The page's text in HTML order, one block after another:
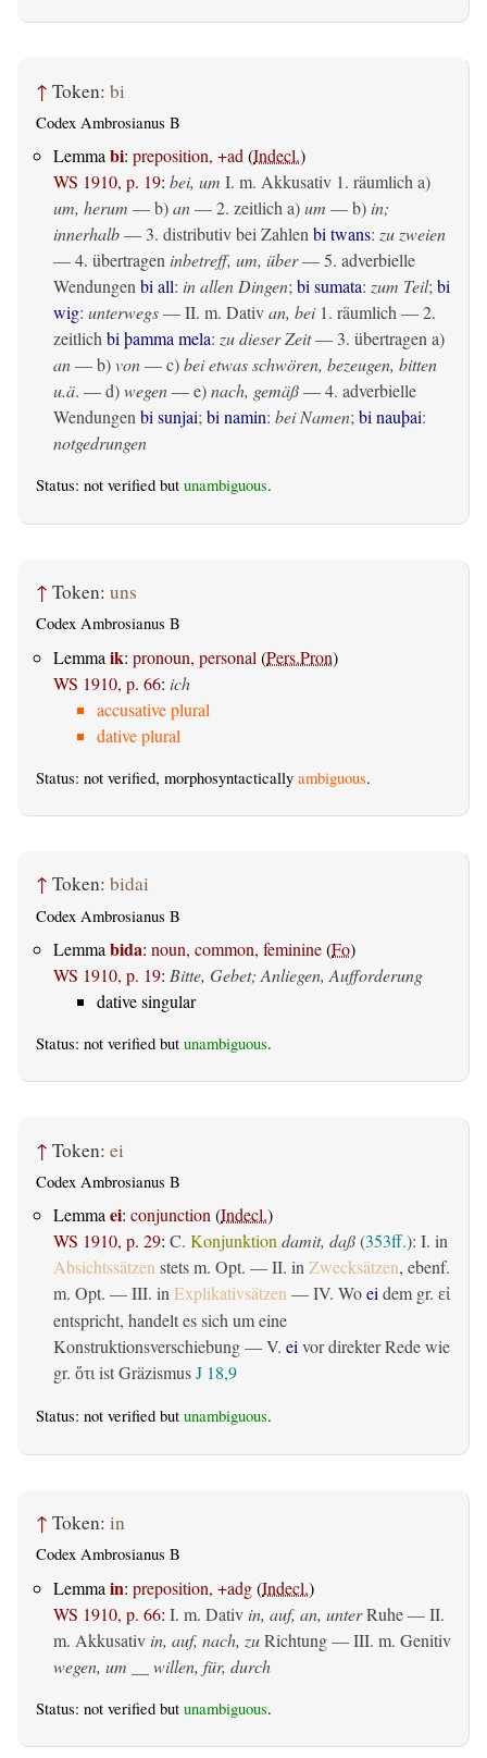
↑ Token: bi
Codex Ambrosianus B
Lemmabi: preposition, +ad(Indecl.)
WS 1910, p. 19: bei, um I. m. Akkusativ 1. räumlicha)
um, herum — b)an— 2. zeitlicha)um — b) in;
innerhalb— 3. distributiv bei Zahlenbi twans: zu zweien
— 4. übertragen inbetreff, um, über— 5. adverbielle
Wendungenbi all: in allen Dingen;bi sumata: zum Teil;bi
wig: unterwegs— II. m. Dativan, bei1. räumlich— 2.
zeitlichbi þamma mela: zu dieser Zeit— 3. übertragena)
an— b)von— c)bei etwas schwören, bezeugen, bitten
u.ä. — d)wegen— e)nach, gemäß— 4. adverbielle
Wendungenbi sunjai;bi namin: bei Namen;bi nauþai:
notgedrungen
Status: not verified but unambiguous.
↑ Token: uns
Codex Ambrosianus B
Lemma ik: pronoun, personal (Pers.Pron)
WS 1910, p. 66: ich
accusative plural
dative plural
Status: not verified, morphosyntactically ambiguous.
↑ Token: bidai
Codex Ambrosianus B
Lemma bida: noun, common, feminine(Fo)
WS 1910, p. 19: Bitte, Gebet; Anliegen, Aufforderung
dative singular
Status: not verified but unambiguous.
↑ Token: ei
Codex Ambrosianus B
Lemmaei: conjunction(Indecl.)
WS 1910, p. 29: C. Konjunktiondamit, daß(353ff.): I. in
Absichtssätzenstets m. Opt. — II. inZwecksätzen, ebenf.
m. Opt. — III. inExplikativsätzen— IV. Woeidem gr. εἰ
entspricht, handelt es sich um eine
Konstruktionsverschiebung — V. eivor direkter Rede wie
gr. ὅτι ist GräzismusJ 18,9
Status: not verified but unambiguous.
↑ Token: in
Codex Ambrosianus B
Lemma in: preposition, +adg(Indecl.)
WS 1910, p. 66: I. m. Dativ in, auf, an, unterRuhe — II.
m. Akkusativ in, auf, nach, zuRichtung — III. m. Genitiv
wegen, um __ willen, für, durch
Status: not verified but unambiguous.